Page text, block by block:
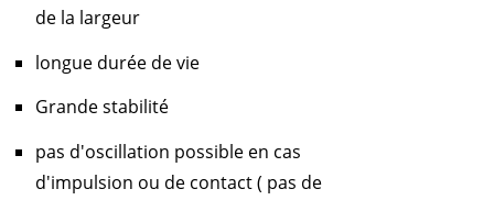
de la largeur
longue durée de vie
Grande stabilité
pas d'oscillation possible en cas
d'impulsion ou de contact ( pas de